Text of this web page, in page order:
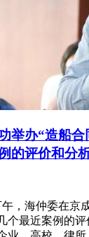
举办“造船
的评价和分
午，海仲委在京
个最近案例的